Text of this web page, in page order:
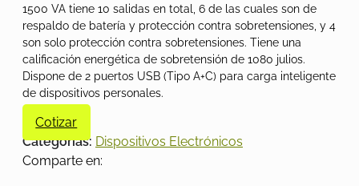
1500 VA tiene 10 salidas en total, 6 de las cuales son de
respaldo de batería y protección contra sobretensiones, y 4
son solo protección contra sobretensiones. Tiene una
calificación energética de sobretensión de 1080 julios.
Dispone de 2 puertos USB (Tipo A+C) para carga inteligente
de dispositivos personales.
Cotizar
Categorías: Dispositivos Electrónicos
Comparte en: